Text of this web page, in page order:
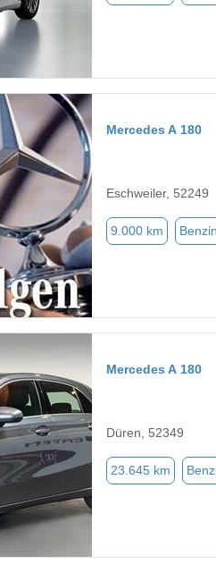
Mercedes A 180
Eschweiler, 52249
9.000 km Benzin
Mercedes A 180
Düren, 52349
23.645 km